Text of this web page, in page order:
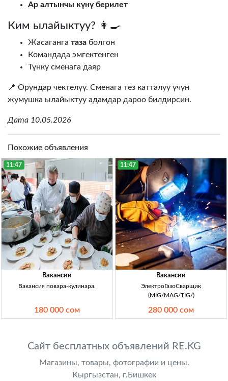
Ар алтынчы күнү берилет
Ким ылайыктуу? 👩‍🍳
Жасаганга таза болгон
Командада эмгектенген
Түнкү сменага даяр
📍 Орундар чектелүү. Сменага тез катталуу үчүн
жумушка ылайыктуу адамдар дароо билдирсин.
Дата 10.05.2026
Похожие объявления
11:47
Вакансии
Вакансия повара-кулинара.
180 000 сом
11:47
Вакансии
ЭлектроГазоСварщик
(MIG/MAG/TIG/)
280 000 сом
Сайт бесплатных объявлений RE.KG
Магазины, товары, фотографии и цены.
Кыргызстан, г.Бишкек